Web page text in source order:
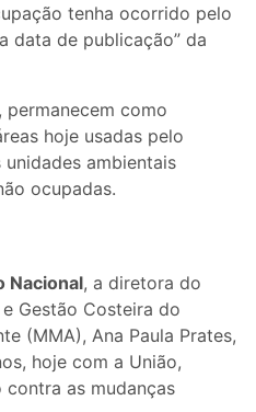
tenha ocorrido pelo
data de publicação” da
como
hoje usadas pelo
ambientais
ocupadas.
Nacional, a diretora do
Gestão Costeira do
(MMA), Ana Paula Prates,
hoje com a União,
as mudanças